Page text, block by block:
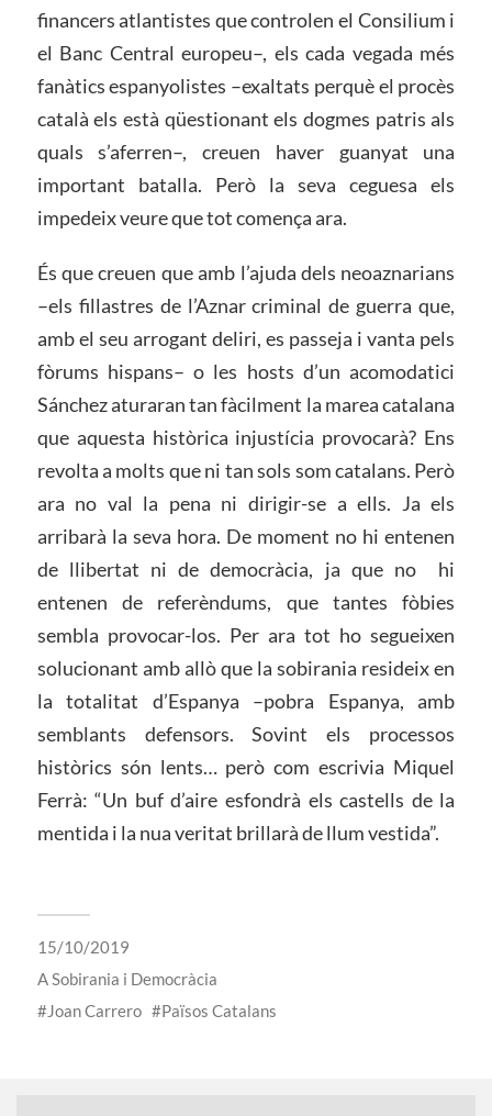
financers atlantistes que controlen el Consilium i
el Banc Central europeu–, els cada vegada més
fanàtics espanyolistes –exaltats perquè el procès
català els està qüestionant els dogmes patris als
quals s’aferren–, creuen haver guanyat una
important batalla. Però la seva ceguesa els
impedeix veure que tot comença ara.
És que creuen que amb l’ajuda dels neoaznarians
–els fillastres de l’Aznar criminal de guerra que,
amb el seu arrogant deliri, es passeja i vanta pels
fòrums hispans– o les hosts d’un acomodatici
Sánchez aturaran tan fàcilment la marea catalana
que aquesta històrica injustícia provocarà? Ens
revolta a molts que ni tan sols som catalans. Però
ara no val la pena ni dirigir-se a ells. Ja els
arribarà la seva hora. De moment no hi entenen
de llibertat ni de democràcia, ja que no hi
entenen de referèndums, que tantes fòbies
sembla provocar-los. Per ara tot ho segueixen
solucionant amb allò que la sobirania resideix en
la totalitat d’Espanya –pobra Espanya, amb
semblants defensors. Sovint els processos
històrics són lents… però com escrivia Miquel
Ferrà: “Un buf d’aire esfondrà els castells de la
mentida i la nua veritat brillarà de llum vestida”.
15/10/2019
ASobirania i Democràcia
Joan Carrero
Països Catalans